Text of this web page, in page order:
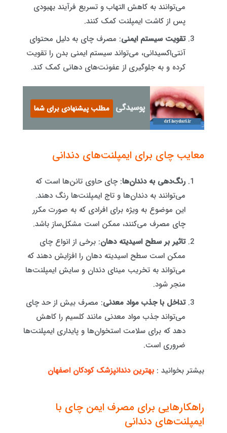
می‌توانند به کاهش التهاب و تسریع فرآیند بهبودی
پس از کاشت ایمپلنت کمک کنند.
تقویت سیستم ایمنی: مصرف چای به دلیل محتوای
آنتی‌اکسیدانی، می‌تواند سیستم ایمنی بدن را تقویت
کرده و به جلوگیری از عفونت‌های دهانی کمک کند.
پوسیدگی دندان جلو کودکان
مطلب پیشنهادی برای شما
معایب چای برای ایمپلنت‌های دندانی
رنگ‌دهی به دندان‌ها: چای حاوی تانن‌ها است که
می‌توانند به دندان‌ها و تاج ایمپلنت‌ها رنگ دهند.
این موضوع به ویژه برای افرادی که به صورت مکرر
چای مصرف می‌کنند، ممکن است مشکل‌ساز باشد.
تاثیر بر سطح اسیدیته دهان: برخی از انواع چای
ممکن است سطح اسیدیته دهان را افزایش دهند که
می‌تواند به تخریب مینای دندان و سایش ایمپلنت‌ها
منجر شود.
تداخل با جذب مواد معدنی: مصرف بیش از حد چای
می‌تواند جذب مواد معدنی مانند کلسیم را کاهش
دهد که برای سلامت استخوان‌ها و پایداری ایمپلنت‌ها
ضروری است.
بیشتر بخوانید : بهترین دندانپزشک کودکان اصفهان
راهکارهایی برای مصرف ایمن چای با
ایمپلنت‌های دندانی